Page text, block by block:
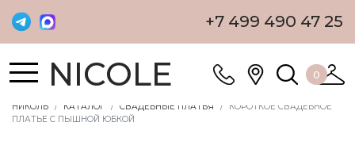
+7 499 490 47 25
NICOLE 0
НИКОЛЬ КАТАЛОГ СВАДЕБНЫЕ ПЛАТЬЯ
КОРОТКОЕ СВАДЕБНОЕ
ПЛАТЬЕ С ПЫШНОЙ ЮБКОЙ